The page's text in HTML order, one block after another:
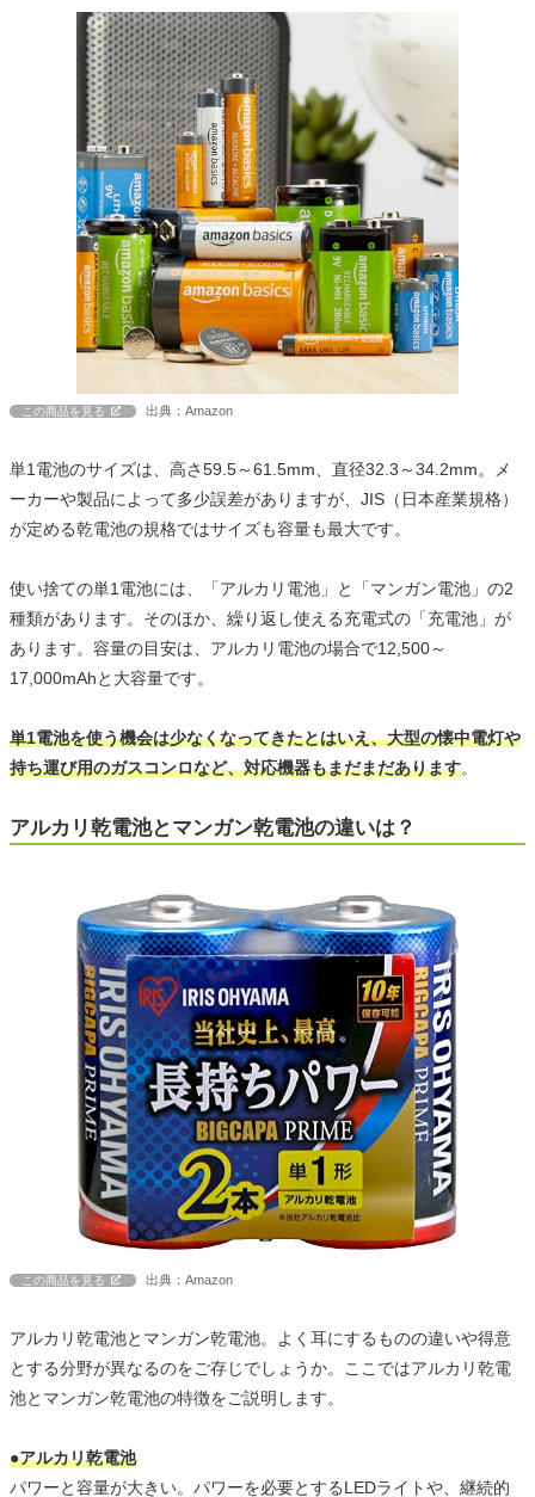
この商品を見る 出典：Amazon
単1電池のサイズは、高さ59.5～61.5mm、直径32.3～34.2mm。メ
ーカーや製品によって多少誤差がありますが、JIS（日本産業規格）
が定める乾電池の規格ではサイズも容量も最大です。
使い捨ての単1電池には、「アルカリ電池」と「マンガン電池」の2
種類があります。そのほか、繰り返し使える充電式の「充電池」が
あります。容量の目安は、アルカリ電池の場合で12,500～
17,000mAhと大容量です。
単1電池を使う機会は少なくなってきたとはいえ、大型の懐中電灯や
持ち運び用のガスコンロなど、対応機器もまだまだあります。
アルカリ乾電池とマンガン乾電池の違いは？
この商品を見る 出典：Amazon
アルカリ乾電池とマンガン乾電池。よく耳にするものの違いや得意
とする分野が異なるのをご存じでしょうか。ここではアルカリ乾電
池とマンガン乾電池の特徴をご説明します。
●アルカリ乾電池
パワーと容量が大きい。パワーを必要とするLEDライトや、継続的